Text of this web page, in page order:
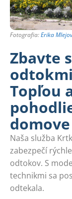
Fotografia:Erika
Zbavte
Topľou
domove
Naša služba
zabezpečí
odtokov. S
technikmi sa
odtekala.